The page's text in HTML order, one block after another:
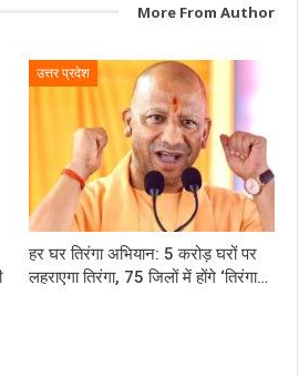
More From Author
उत्तर प्रदेश
हर घर तिरंगा अभियान: 5 करोड़ घरों पर
लहराएगा तिरंगा, 75 जिलों में होंगे ‘तिरंगा…